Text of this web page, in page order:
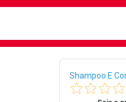
Shampoo E